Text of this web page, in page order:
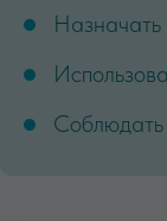
Назначать
Соблюдать